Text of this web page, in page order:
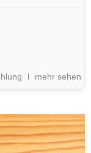
mehr sehen